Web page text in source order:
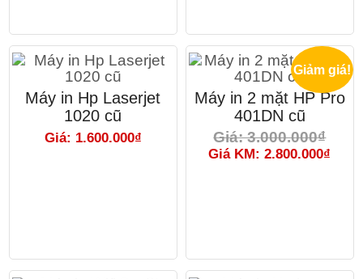
Máy in Hp Laserjet
1020 cũ
Giá: 1.600.000₫
Giảm giá!
Máy in 2 mặt HP Pro
401DN cũ
Giá: 3.000.000₫
Giá KM: 2.800.000₫